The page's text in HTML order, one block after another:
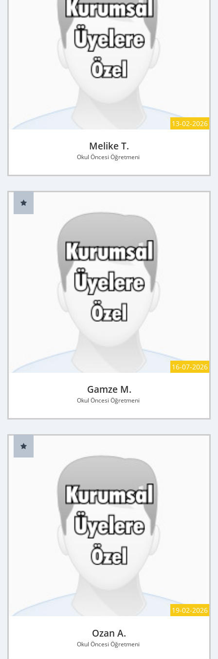
13-02-2026
Melike T.
Okul Öncesi Öğretmeni
16-07-2026
Gamze M.
Okul Öncesi Öğretmeni
19-02-2026
Ozan A.
Okul Öncesi Öğretmeni